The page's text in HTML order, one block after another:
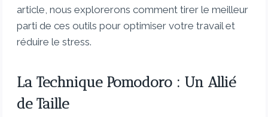
article, nous explorerons comment tirer le meilleur
parti de ces outils pour optimiser votre travail et
réduire le stress.
La Technique Pomodoro : Un Allié
de Taille